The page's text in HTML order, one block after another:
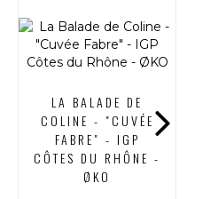
LA BALADE DE
COLINE - "CUVÉE
FABRE" - IGP
CÔTES DU RHÔNE -
ØKO